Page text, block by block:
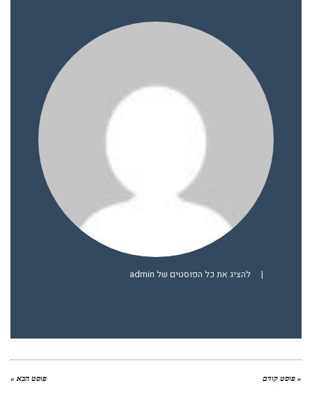
| להציג את כל הפוסטים של admin
« פוסט קודם פוסט הבא »